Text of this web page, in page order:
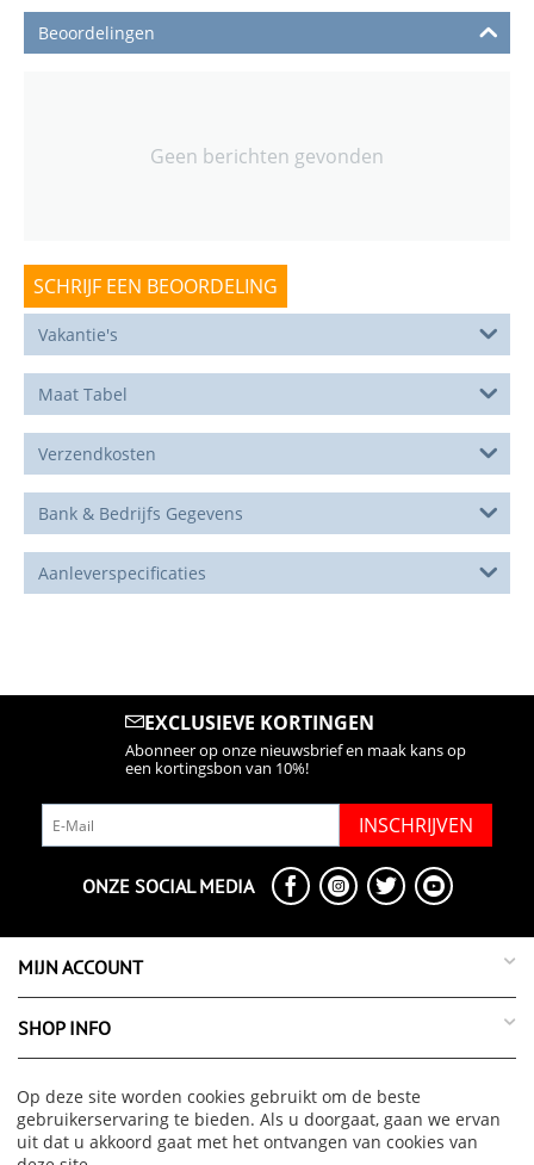
Beoordelingen
Geen berichten gevonden
SCHRIJF EEN BEOORDELING
Vakantie's
Maat Tabel
Verzendkosten
Bank & Bedrijfs Gegevens
Aanleverspecificaties
EXCLUSIEVE KORTINGEN
Abonneer op onze nieuwsbrief en maak kans op
een kortingsbon van 10%!
INSCHRIJVEN
ONZE SOCIAL MEDIA
MIJN ACCOUNT
SHOP INFO
SUPPORT INFO
OVER ONS
Op deze site worden cookies gebruikt om de beste
gebruikerservaring te bieden. Als u doorgaat, gaan we ervan
uit dat u akkoord gaat met het ontvangen van cookies van